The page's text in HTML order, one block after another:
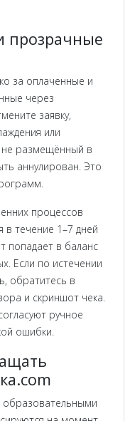
прозрачные
за оплаченные и
через
заявку,
или
не размещённый в
аннулирован. Это
процессов
в течение 1–7 дней
попадает в баланс
Если по истечении
обратитесь в
и скриншот чека.
ручное
ошибки.